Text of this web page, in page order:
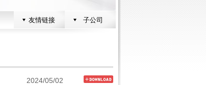
子公司
友情链接
2024/05/02